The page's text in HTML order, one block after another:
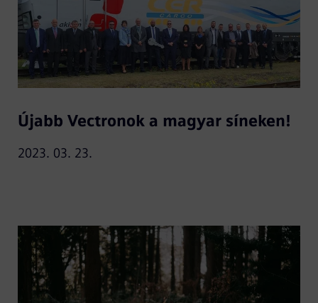
Újabb Vectronok a magyar síneken!
2023. 03. 23.